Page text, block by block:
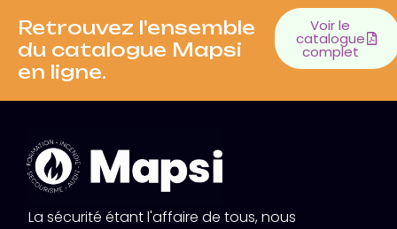
Retrouvez l'ensemble
du catalogue Mapsi
en ligne.
Voir le
catalogue
complet
La sécurité étant l'affaire de tous, nous